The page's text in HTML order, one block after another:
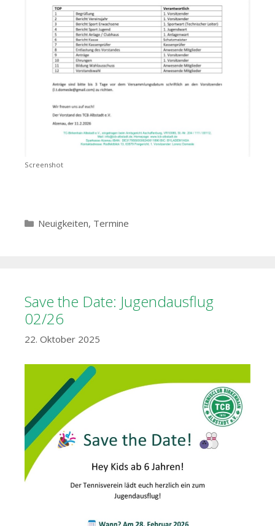
Screenshot
Kategorien
Neuigkeiten, Termine
Save the Date: Jugendausflug
02/26
22. Oktober 2025